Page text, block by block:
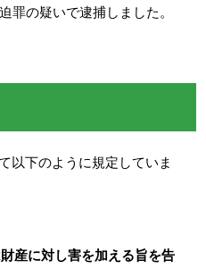
罪の疑いで逮捕しました。
以下のように規定していま
産に対し害を加える旨を告